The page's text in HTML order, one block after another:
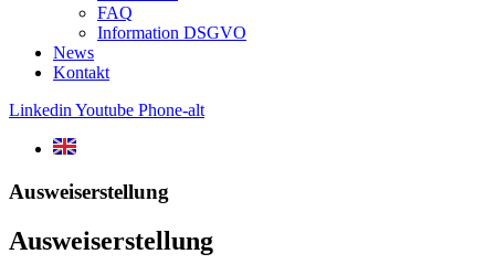
FAQ
Information DSGVO
News
Kontakt
Linkedin Youtube Phone-alt
Ausweiserstellung
Ausweiserstellung